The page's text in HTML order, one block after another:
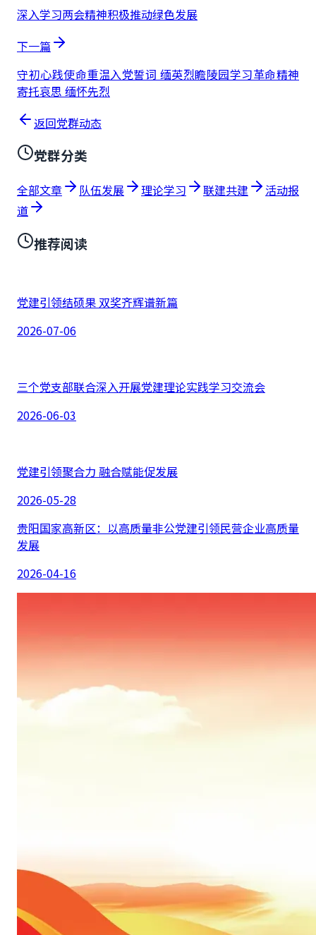
深入学习两会精神积极推动绿色发展
下一篇
守初心践使命重温入党誓词 缅英烈瞻陵园学习革命精神
寄托哀思 缅怀先烈
返回党群动态
党群分类
全部文章 队伍发展 理论学习 联建共建
活动报
道
推荐阅读
党建引领结硕果 双奖齐辉谱新篇
2026-07-06
三个党支部联合深入开展党建理论实践学习交流会
2026-06-03
党建引领聚合力 融合赋能促发展
2026-05-28
贵阳国家高新区：以高质量非公党建引领民营企业高质量
发展
2026-04-16